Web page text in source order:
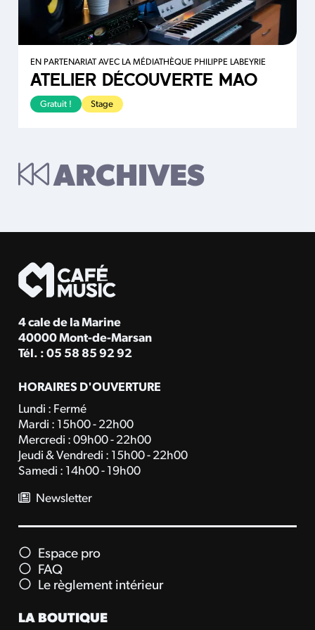
EN PARTENARIAT AVEC LA MÉDIATHÈQUE PHILIPPE LABEYRIE
ATELIER DÉCOUVERTE MAO
Gratuit ! Stage
ARCHIVES
4 cale de la Marine
40000 Mont-de-Marsan
Tél. : 05 58 85 92 92
HORAIRES D'OUVERTURE
Lundi : Fermé
Mardi : 15h00 - 22h00
Mercredi : 09h00 - 22h00
Jeudi & Vendredi : 15h00 - 22h00
Samedi : 14h00 - 19h00
Newsletter
Espace pro
FAQ
Le règlement intérieur
LA BOUTIQUE